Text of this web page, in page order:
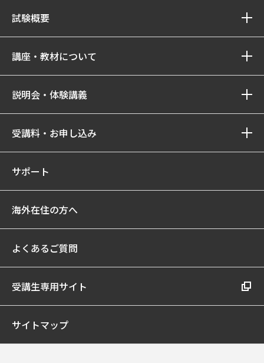
試験概要
講座・教材について
説明会・体験講義
受講料・お申し込み
サポート
海外在住の方へ
よくあるご質問
受講生専用サイト
サイトマップ